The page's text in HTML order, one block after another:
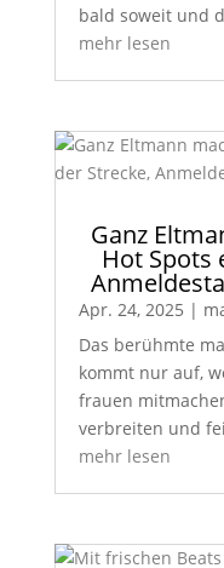
bald soweit und
mehr lesen
Ganz
Hot Spots
Apr. 24, 2025 |
Das berühmte
kommt nur auf,
frauen
verbreiten und
mehr lesen